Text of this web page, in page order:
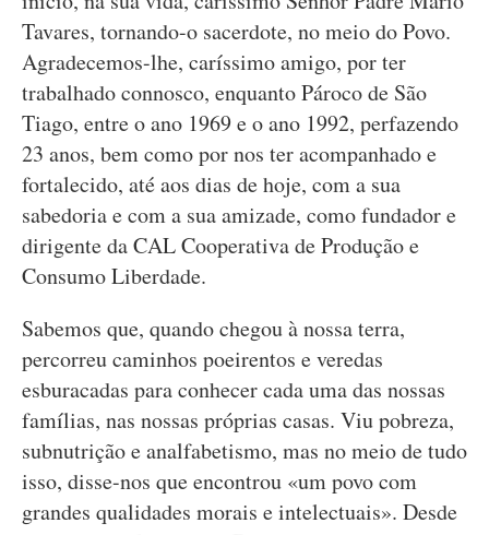
Tavares, tornando-o sacerdote, no meio do Povo.
Agradecemos-lhe, caríssimo amigo, por ter
trabalhado connosco, enquanto Pároco de São
Tiago, entre o ano 1969 e o ano 1992, perfazendo
23 anos, bem como por nos ter acompanhado e
fortalecido, até aos dias de hoje, com a sua
sabedoria e com a sua amizade, como fundador e
dirigente da CAL Cooperativa de Produção e
Consumo Liberdade.
Sabemos que, quando chegou à nossa terra,
percorreu caminhos poeirentos e veredas
esburacadas para conhecer cada uma das nossas
famílias, nas nossas próprias casas. Viu pobreza,
subnutrição e analfabetismo, mas no meio de tudo
isso, disse-nos que encontrou «um povo com
grandes qualidades morais e intelectuais». Desde